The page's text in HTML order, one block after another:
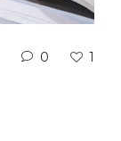
0 1